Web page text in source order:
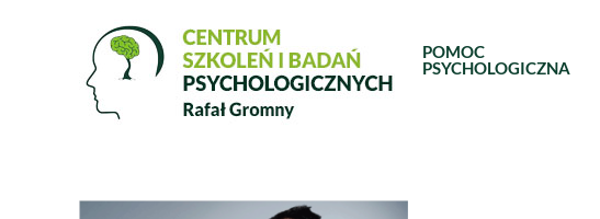
POMOC
PSYCHOLOGICZNA